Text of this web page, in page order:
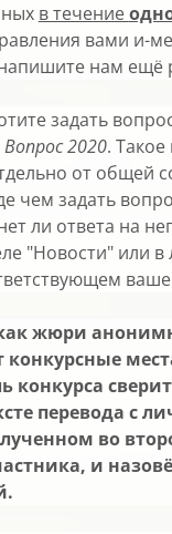
в течение
вами и-
нам ещё
задать
Вопрос 2020.
от общей
чем задать
ли ответа на
"Новости" или
жюри
конкурсные
конкурса
перевода с
во
и